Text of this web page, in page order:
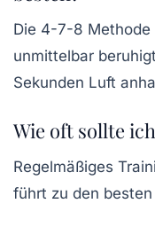
Die 4-7-8
unmittelbar
Sekunden Luft
Wie oft sollte
Regelmäßiges
führt zu den